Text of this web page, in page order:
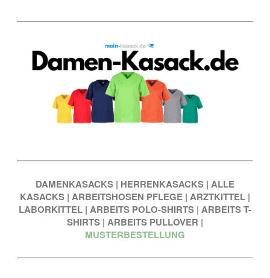
DAMENKASACKS | HERRENKASACKS | ALLE
KASACKS | ARBEITSHOSEN PFLEGE | ARZTKITTEL |
LABORKITTEL | ARBEITS POLO-SHIRTS | ARBEITS T-
SHIRTS | ARBEITS PULLOVER |
MUSTERBESTELLUNG